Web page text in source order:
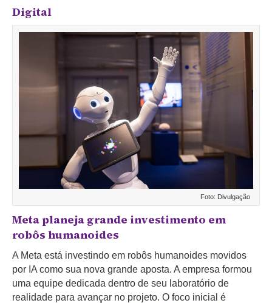
Digital
Foto: Divulgação
Meta planeja grande investimento em
robôs humanoides
A Meta está investindo em robôs humanoides movidos
por IA como sua nova grande aposta. A empresa formou
uma equipe dedicada dentro de seu laboratório de
realidade para avançar no projeto. O foco inicial é